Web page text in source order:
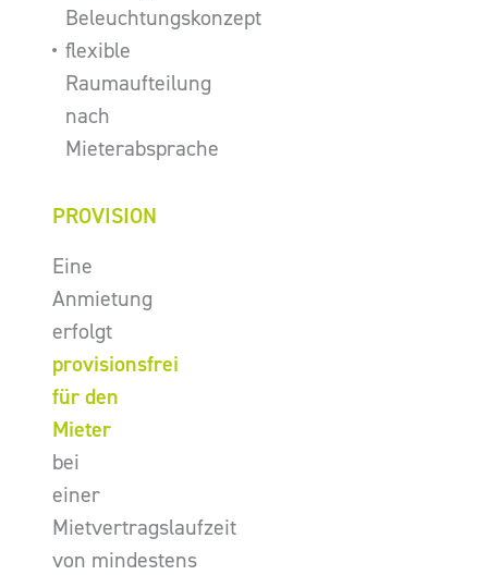
Beleuchtungskonzept
flexible
Raumaufteilung
nach
Mieterabsprache
PROVISION
Eine
Anmietung
erfolgt
provisionsfrei
für den
Mieter
bei
einer
Mietvertragslaufzeit
von mindestens